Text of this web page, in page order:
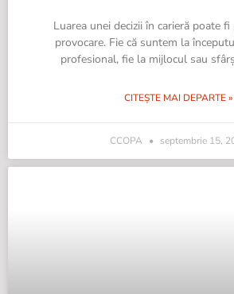
Luarea unei decizii în carieră poate
provocare. Fie că suntem la
profesional, fie la mijlocul sau
CITEȘTE MAI DEPARTE »
CCOPA septembrie 15,